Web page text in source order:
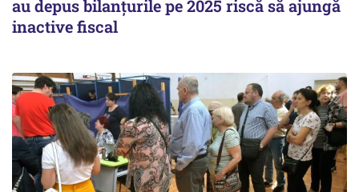
au depus bilanțurile pe 2025 riscă să ajungă
inactive fiscal